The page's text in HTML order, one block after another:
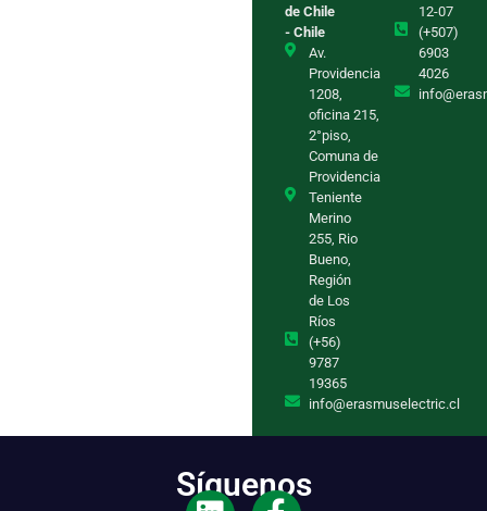
de Chile
- Chile
Av.
Providencia
1208,
oficina 215,
2°piso,
Comuna de
Providencia
Teniente
Merino
255, Rio
Bueno,
Región
de Los
Ríos
(+56)
9787
19365
info@erasmuselectric.cl
12-07
(+507)
6903
4026
Síguenos